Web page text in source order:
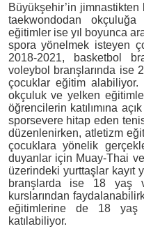
Büyükşehir’in
taekwondodan
eğitimler ise yıl boyunca
spora yönelmek isteyen
2018-2021, basketbol
voleybol branşlarında ise
çocuklar eğitim alabiliyor.
okçuluk ve yelken
öğrencilerin katılımına
sporsevere hitap eden
düzenlenirken, atletizm
çocuklara yönelik
duyanlar için Muay-Thai
üzerindeki yurttaşlar kayıt
branşlarda ise 18 yaş
kurslarından
eğitimlerine de 18 yaş
katılabiliyor.